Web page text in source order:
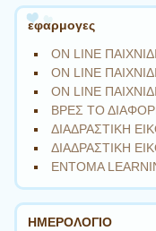
εφαρμογες
ON LINE
ON LINE
ON LINE
ΒΡΕΣ ΤΟ
ΔΙΑΔΡΑΣΤΙΚΗ
ΔΙΑΔΡΑΣΤΙΚΗ
ΕΝΤΟΜΑ
ΗΜΕΡΟΛΟΓΙΟ